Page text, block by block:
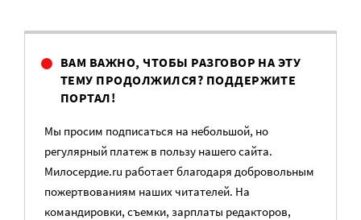
ВАМ ВАЖНО, ЧТОБЫ РАЗГОВОР НА ЭТУ
ТЕМУ ПРОДОЛЖИЛСЯ? ПОДДЕРЖИТЕ
ПОРТАЛ!
Мы просим подписаться на небольшой, но
регулярный платеж в пользу нашего сайта.
Милосердие.ru работает благодаря добровольным
пожертвованиям наших читателей. На
командировки, съемки, зарплаты редакторов,